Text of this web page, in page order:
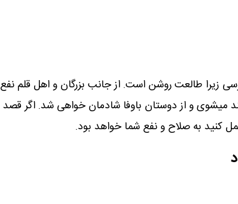
زیرا طالعت روشن است. از جانب بزرگان و اهل قلم نفع
میشوی و از دوستان باوفا شادمان خواهی شد. اگر قصد
کنید به صلاح و نفع شما خواهد بود.